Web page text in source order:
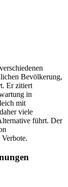
Bevölkerung,
Er zitiert
in
mit
viele
führt. Der